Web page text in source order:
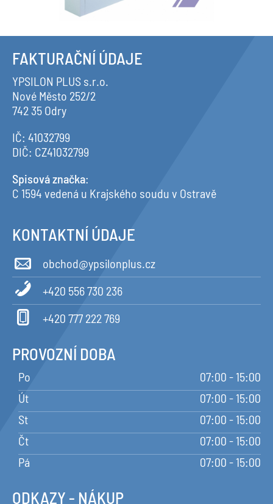
FAKTURAČNÍ ÚDAJE
YPSILON PLUS s.r.o.
Nové Město 252/2
742 35 Odry
IČ: 41032799
DIČ: CZ41032799
Spisová značka:
C 1594 vedená u Krajského soudu v Ostravě
KONTAKTNÍ ÚDAJE
obchod@ypsilonplus.cz
+420 556 730 236
+420 777 222 769
PROVOZNÍ DOBA
Po
07:00 - 15:00
Út
07:00 - 15:00
St
07:00 - 15:00
Čt
07:00 - 15:00
Pá
07:00 - 15:00
ODKAZY - NÁKUP